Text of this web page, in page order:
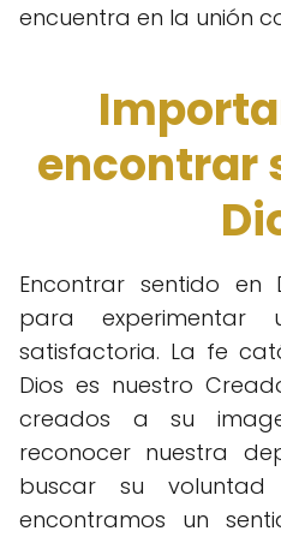
encuentra en la unión
encontrar
Encontrar sentido en
para
satisfactoria. La fe
Dios es nuestro
creados a su
reconocer nuestra
buscar su voluntad
encontramos un